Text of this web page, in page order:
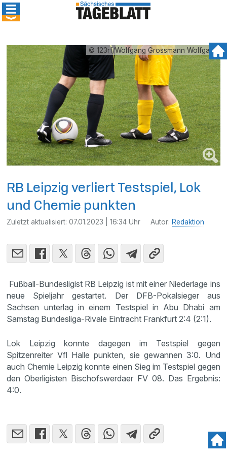
© 123rf/Wolfgang Grossmann Wolfgang
RB Leipzig verliert Testspiel, Lok
und Chemie punkten
Zuletzt aktualisiert:07.01.2023 | 16:34 Uhr Autor: Redaktion
Fußball-Bundesligist RB Leipzig ist mit einer Niederlage ins
neue Spieljahr gestartet. Der DFB-Pokalsieger aus
Sachsen unterlag in einem Testspiel in Abu Dhabi am
Samstag Bundesliga-Rivale Eintracht Frankfurt 2:4 (2:1).
Lok Leipzig konnte dagegen im Testspiel gegen
Spitzenreiter Vfl Halle punkten, sie gewannen 3:0. Und
auch Chemie Leipzig konnte einen Sieg im Testspiel gegen
den Oberligisten Bischofswerdaer FV 08. Das Ergebnis:
4:0.